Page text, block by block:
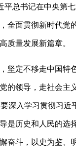
平总书记在中央第
全面贯彻新时代党
质量发展新篇章。
定不移走中国特
的领导，走社会主
深入学习贯彻习近
是历史和人民的选
奋斗，以史为鉴、